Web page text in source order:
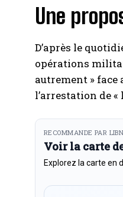
Une
D’après le
opérations
autrement »
l’arrestation de
RECOMMANDE PAR
Voir la carte
Explorez la carte en